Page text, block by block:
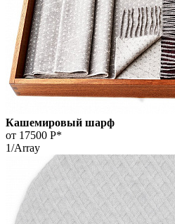
Кашемировый шарф
от 17500 Р*
1/Array